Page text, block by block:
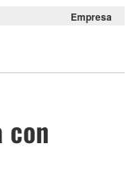
Empresa
con